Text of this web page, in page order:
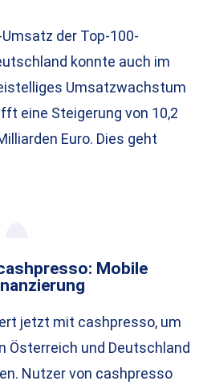
der Top-100-
konnte auch im
Umsatzwachstum
eine Steigerung von 10,2
Euro. Dies geht
Mobile
jetzt mit cashpresso, um
Österreich und Deutschland
Nutzer von cashpresso